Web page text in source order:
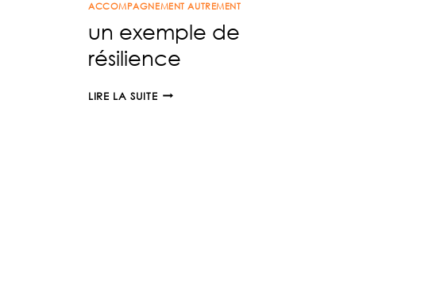
ACCOMPAGNEMENT AUTREMENT
un exemple de
résilience
LIRE LA SUITEUN